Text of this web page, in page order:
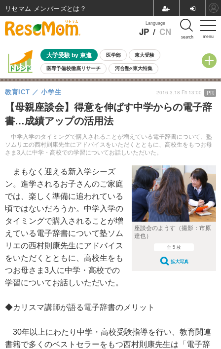
menu
Language
JP / CN search
大学受験 by 東進 医学部 東大受験
医専予備校徹底リサーチ 河合塾×東大特集
親子で考える大学選び 高校受験 中学受験 小学校受験
共通テスト 夏休み
8月開催イベント・WS 全国公立高校 過去問 人気記事
自由研究教材（小学生向け） 自由研究教材（中学生向け）
【母親座談会】得意を伸ばす中学からの電子辞
書…成績アップの活用法
中学入学のタイミングで購入されることが増えている電子辞書について、塾
ソムリエの西村則康先生にアドバイスをいただくとともに、高校生をもつお母
さま3人に中学・高校での学習についてお話しいただいた。
教育ICT 小学生 2016.3.18 Fri 13:00 PR
座談会のようす（撮影：市原
達也）
全 5 枚
拡大写真
まもなく迎える新入学シーズ
ン。進学されるお子さんのご家庭
では、楽しく準備に追われている
頃ではないだろうか。中学入学の
タイミングで購入されることが増
えている電子辞書について塾ソム
リエの西村則康先生にアドバイス
をいただくとともに、高校生をも
つお母さま3人に中学・高校での
学習についてお話しいただいた。
◆カリスマ講師が語る電子辞書のメリット
30年以上にわたり中学・高校受験指導を行い、教育関連
書籍で多くのベストセラーをもつ西村則康先生は「電子辞
リセマム メンバーズ